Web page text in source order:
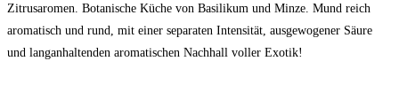
Zitrusaromen. Botanische Küche von Basilikum und Minze. Mund reich
aromatisch und rund, mit einer separaten Intensität, ausgewogener Säure
und langanhaltenden aromatischen Nachhall voller Exotik!